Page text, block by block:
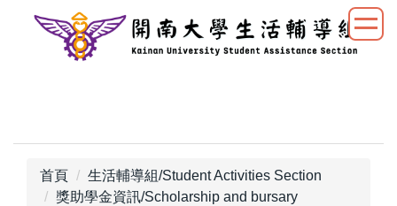
區
首頁
生活輔導組/Student Activities Section
獎助學金資訊/Scholarship and bursary